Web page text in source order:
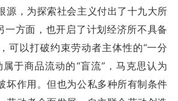
源，为探索社会主义付出了十九大所
一方面，也开启了计划经济所不具备
可以打破约束劳动者主体性的“一分
于商品流动的“盲流”，马克思认为
坏作用。但也为公私多种所有制条件